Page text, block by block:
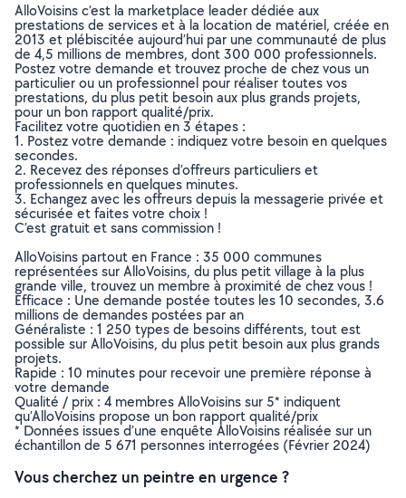
AlloVoisins c’est la marketplace leader dédiée aux
prestations de services et à la location de matériel, créée en
2013 et plébiscitée aujourd’hui par une communauté de plus
de 4,5 millions de membres, dont 300 000 professionnels.
Postez votre demande et trouvez proche de chez vous un
particulier ou un professionnel pour réaliser toutes vos
prestations, du plus petit besoin aux plus grands projets,
pour un bon rapport qualité/prix.
Facilitez votre quotidien en 3 étapes :
1. Postez votre demande : indiquez votre besoin en quelques
secondes.
2. Recevez des réponses d’offreurs particuliers et
professionnels en quelques minutes.
3. Echangez avec les offreurs depuis la messagerie privée et
sécurisée et faites votre choix !
C’est gratuit et sans commission !
AlloVoisins partout en France : 35 000 communes
représentées sur AlloVoisins, du plus petit village à la plus
grande ville, trouvez un membre à proximité de chez vous !
Efficace : Une demande postée toutes les 10 secondes, 3.6
millions de demandes postées par an
Généraliste : 1 250 types de besoins différents, tout est
possible sur AlloVoisins, du plus petit besoin aux plus grands
projets.
Rapide : 10 minutes pour recevoir une première réponse à
votre demande
Qualité / prix : 4 membres AlloVoisins sur 5* indiquent
qu’AlloVoisins propose un bon rapport qualité/prix
* Données issues d’une enquête AlloVoisins réalisée sur un
échantillon de 5 671 personnes interrogées (Février 2024)
Vous cherchez un peintre en urgence ?